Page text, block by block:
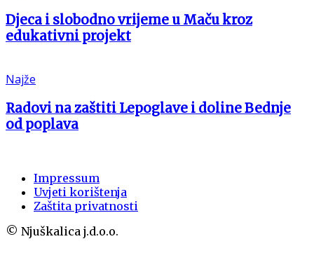
Djeca i slobodno vrijeme u Maču kroz
edukativni projekt
Najže
Radovi na zaštiti Lepoglave i doline Bednje
od poplava
Impressum
Uvjeti korištenja
Zaštita privatnosti
© Njuškalica j.d.o.o.